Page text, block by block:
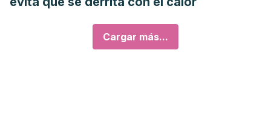
Cargar más...